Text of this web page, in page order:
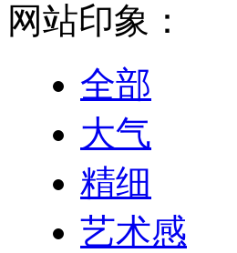
网站印象：
全部
大气
精细
艺术感